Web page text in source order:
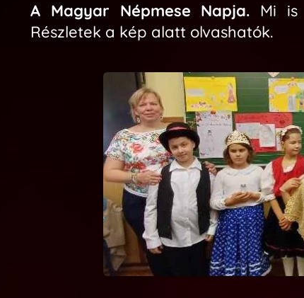
A Magyar Népmese Napja. Mi is
Részletek a kép alatt olvashatók.